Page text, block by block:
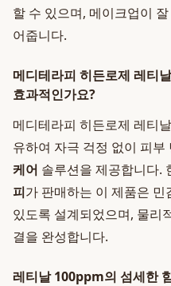
할 수 있으며, 메이크업이
어줍니다.
메디테라피 히든로제 레티
효과적인가요?
메디테라피 히든로제 레티
유하여 자극 걱정 없이 피부
케어 솔루션을 제공합니다.
피가 판매하는 이 제품은
있도록 설계되었으며, 물리
결을 완성합니다.
레티날 100ppm의 섬세한